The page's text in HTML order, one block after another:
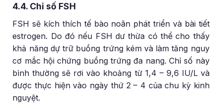
4.4. Chỉ số FSH
FSH sẽ kích thích tế bào noãn phát triển và bài tiết
estrogen. Do đó nếu FSH dư thừa có thể cho thấy
khả năng dự trữ buồng trứng kém và làm tăng nguy
cơ mắc hội chứng buồng trứng đa nang. Chỉ số này
bình thường sẽ rơi vào khoảng từ 1,4 – 9,6 IU/L và
được thực hiện vào ngày thứ 2 – 4 của chu kỳ kinh
nguyệt.